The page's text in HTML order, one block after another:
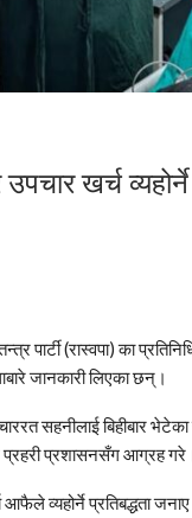
खर्च व्यहोर्ने
पार्टी (रास्वपा) का
जानकारी लिएका छन्।
सहनीलाई बिहीबार
प्रहरी प्रशासनसँग आग्रह
व्यहोर्ने प्रतिबद्धता